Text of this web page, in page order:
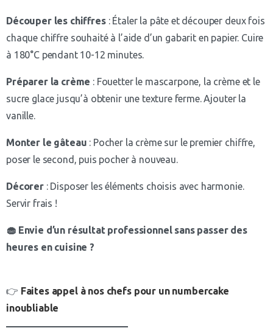
Découper les chiffres: Étaler la pâte et découper deux fois
chaque chiffre souhaité à l’aide d’un gabarit en papier. Cuire
à 180°C pendant 10-12 minutes.
Préparer la crème : Fouetter le mascarpone, la crème et le
sucre glace jusqu’à obtenir une texture ferme. Ajouter la
vanille.
Monter le gâteau : Pocher la crème sur le premier chiffre,
poser le second, puis pocher à nouveau.
Décorer: Disposer les éléments choisis avec harmonie.
Servir frais !
🧁 Envie d’un résultat professionnel sans passer des
heures en cuisine ?
👉 Faites appel à nos chefs pour un numbercake
inoubliable